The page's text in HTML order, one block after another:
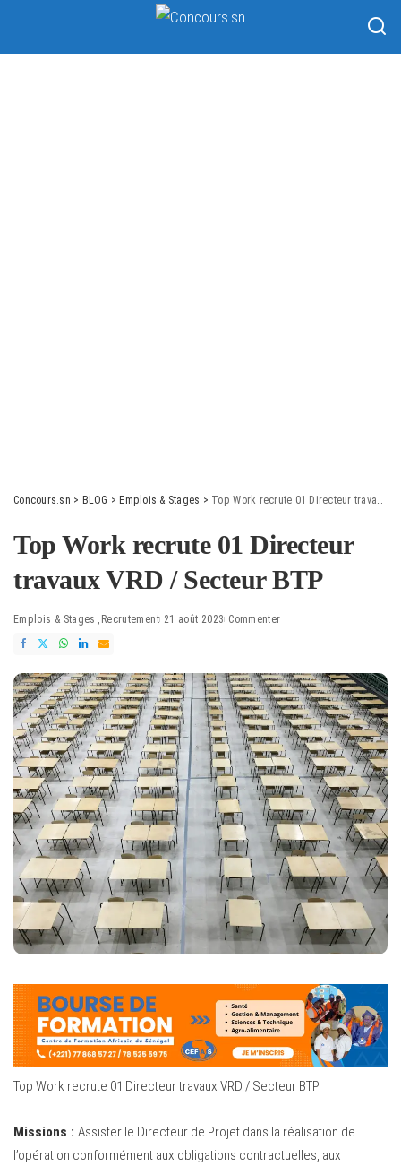
Concours.sn > BLOG > Emplois & Stages > Top Work recrute 01 Directeur travaux VRD / Secteur BTP
Top Work recrute 01 Directeur
travaux VRD / Secteur BTP
Emplois & Stages Recrutement 21 août 2023 Commenter
Top Work recrute 01 Directeur travaux VRD / Secteur BTP
Missions : Assister le Directeur de Projet dans la réalisation de
l’opération conformément aux obligations contractuelles, aux